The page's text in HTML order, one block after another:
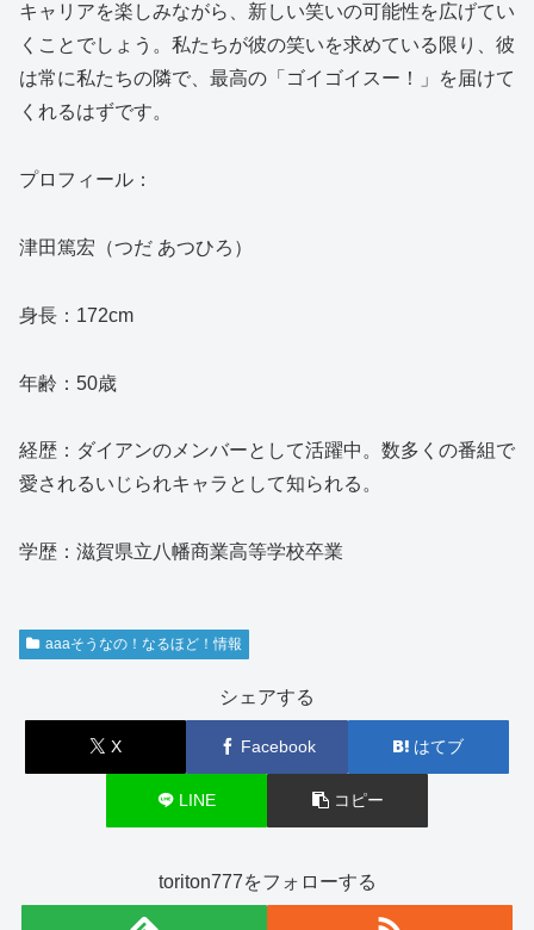
キャリアを楽しみながら、新しい笑いの可能性を広げてい
くことでしょう。私たちが彼の笑いを求めている限り、彼
は常に私たちの隣で、最高の「ゴイゴイスー！」を届けて
くれるはずです。
プロフィール：
津田篤宏（つだ あつひろ）
身長：172cm
年齢：50歳
経歴：ダイアンのメンバーとして活躍中。数多くの番組で
愛されるいじられキャラとして知られる。
学歴：滋賀県立八幡商業高等学校卒業
aaaそうなの！なるほど！情報
シェアする
X Facebook はてブ
LINE コピー
toriton777をフォローする